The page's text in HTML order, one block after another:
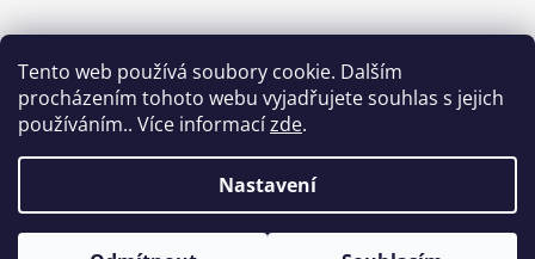
Tento web používá soubory cookie. Dalším
procházením tohoto webu vyjadřujete souhlas s jejich
používáním.. Více informacízde.
Nastavení